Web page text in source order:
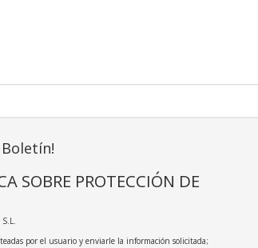
SOBRE PROTECCIÓN DE
por el usuario y enviarle la información solicitada;